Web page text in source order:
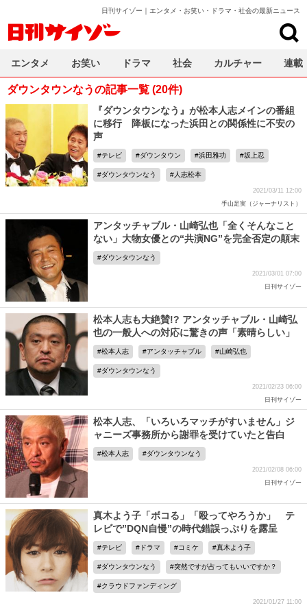
日刊サイゾー｜エンタメ・お笑い・ドラマ・社会の最新ニュース
ダウンタウンなうの記事一覧 (20件)
『ダウンタウンなう』が松本人志メインの番組
に移行 降板になった浜田との関係性に不安の
声
テレビ ダウンタウン 浜田雅功 坂上忍
ダウンタウンなう 人志松本
2021/03/11 12:00
手山足実（ジャーナリスト）
アンタッチャブル・山崎弘也「全くそんなこと
ない」大物女優との“共演NG”を完全否定の顛末
ダウンタウンなう
2021/03/01 07:00
日刊サイゾー
松本人志も大絶賛!? アンタッチャブル・山崎弘
也の一般人への対応に驚きの声「素晴らしい」
松本人志 アンタッチャブル 山崎弘也
ダウンタウンなう
2021/02/23 06:00
日刊サイゾー
松本人志、「いろいろマッチがすいません」ジ
ャニーズ事務所から謝罪を受けていたと告白
松本人志 ダウンタウンなう
2021/02/08 06:00
日刊サイゾー
真木よう子「ボコる」「殴ってやろうか」 テ
レビで”DQN自慢”の時代錯誤っぷりを露呈
テレビ ドラマ コミケ 真木よう子
ダウンタウンなう 突然ですが占ってもいいですか？
クラウドファンディング
2021/01/27 11:00
エンタメ お笑い ドラマ 社会 カルチャー 連載